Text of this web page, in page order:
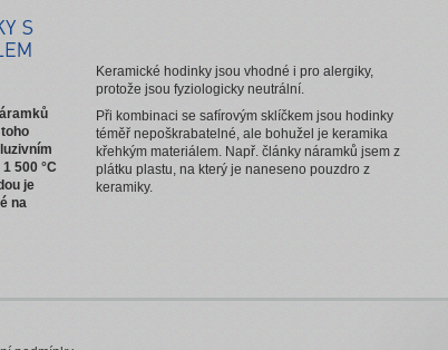
500 °C
je
na
Keramické hodinky jsou vhodné i pro alergiky,
protože jsou fyziologicky neutrální.
Při kombinaci se safírovým sklíčkem jsou hodinky
téměř nepoškrabatelné, ale bohužel je keramika
křehkým materiálem. Např. články náramků jsem z
plátku plastu, na který je naneseno pouzdro z
keramiky.